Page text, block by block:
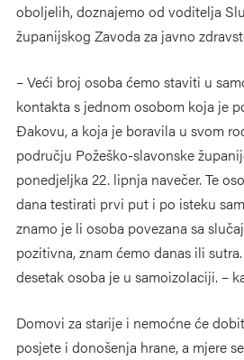
oboljelih, doznajemo od voditelja
županijskog Zavoda za javno
– Veći broj osoba ćemo staviti u
kontakta s jednom osobom koja je
Đakovu, a koja je boravila u svom
području Požeško-slavonske
ponedjeljka 22. lipnja navečer. Te
dana testirati prvi put i po isteku
znamo je li osoba povezana sa
pozitivna, znam ćemo danas ili
desetak osoba je u samoizolaciji. –
Domovi za starije i nemoćne će
posjete i donošenja hrane, a mjere